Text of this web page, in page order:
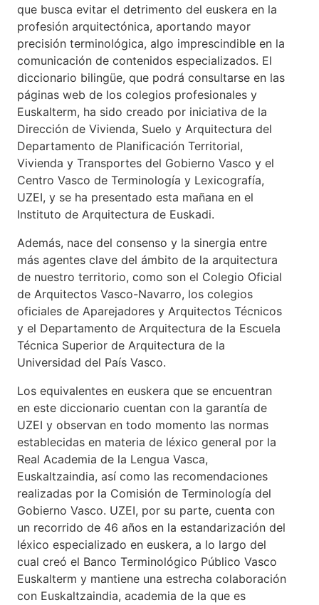
que busca evitar el detrimento del euskera en la
profesión arquitectónica, aportando mayor
precisión terminológica, algo imprescindible en la
comunicación de contenidos especializados. El
diccionario bilingüe, que podrá consultarse en las
páginas web de los colegios profesionales y
Euskalterm, ha sido creado por iniciativa de la
Dirección de Vivienda, Suelo y Arquitectura del
Departamento de Planificación Territorial,
Vivienda y Transportes del Gobierno Vasco y el
Centro Vasco de Terminología y Lexicografía,
UZEI, y se ha presentado esta mañana en el
Instituto de Arquitectura de Euskadi.
Además, nace del consenso y la sinergia entre
más agentes clave del ámbito de la arquitectura
de nuestro territorio, como son el Colegio Oficial
de Arquitectos Vasco-Navarro, los colegios
oficiales de Aparejadores y Arquitectos Técnicos
y el Departamento de Arquitectura de la Escuela
Técnica Superior de Arquitectura de la
Universidad del País Vasco.
Los equivalentes en euskera que se encuentran
en este diccionario cuentan con la garantía de
UZEI y observan en todo momento las normas
establecidas en materia de léxico general por la
Real Academia de la Lengua Vasca,
Euskaltzaindia, así como las recomendaciones
realizadas por la Comisión de Terminología del
Gobierno Vasco. UZEI, por su parte, cuenta con
un recorrido de 46 años en la estandarización del
léxico especializado en euskera, a lo largo del
cual creó el Banco Terminológico Público Vasco
Euskalterm y mantiene una estrecha colaboración
con Euskaltzaindia, academia de la que es